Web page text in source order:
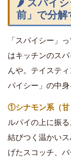
🌶 スパイシ
前」で分解
「スパイシー」
はキッチンのス
んや。テイステ
パイシー」の中身
①シナモン系（甘
ルパイの上に振
結びつく温かいス
げたスコッチ、バ